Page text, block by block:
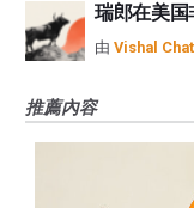
瑞郎在美
由 Vishal
推薦內容